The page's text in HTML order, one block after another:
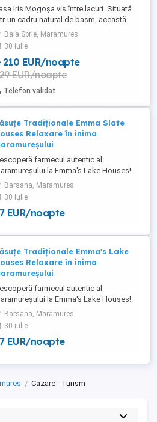
Iris Mogoșa vis între lacuri. Situată
un cadru natural de basm, această
de vacanță este ascunsă într-o
liniștită, între două lacuri
Cu o arhitectură care îmbină
modernă cu farmecul rustic,
este un refugiu perfect pentru cei
caută relaxare și confort. Spațiul ...
Baia Sprie, Maramures
30 iulie
210 EUR/noapte
EUR/noapte
Telefon validat
Tradiționale Emma Slate
Relaxare în inima
farmecul autentic al
la Emma's Lake Houses!
așteptăm în căsuțele noastre
amenajate cu grijă pentru a-ți
confort, liniște și o experiență de
în mijlocul naturii. Atmosferă caldă
Căsuțe ...
Barsana, Maramures
30 iulie
EUR/noapte
Tradiționale Emma's Lake
Relaxare în inima
farmecul autentic al
la Emma's Lake Houses!
așteptăm în căsuțele noastre
amenajate cu grijă pentru a-ți
confort, liniște și o experiență de
în mijlocul naturii. Atmosferă caldă
Căsuțe ...
Barsana, Maramures
30 iulie
EUR/noapte
Cazare - Turism